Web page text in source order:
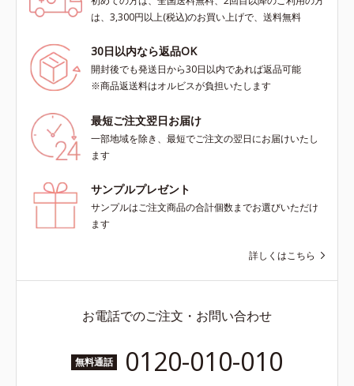
は、3,300円以上(税込)のお買い上げで、送料無料
30日以内なら返品OK
開封後でも発送日から30日以内であれば返品可能
※商品返送料はオルビスが負担いたします
最短ご注文翌日お届け
一部地域を除き、最短でご注文の翌日にお届けいたし
ます
サンプルプレゼント
サンプルはご注文商品の合計個数までお選びいただけ
ます
詳しくはこちら
お電話でのご注文・お問い合わせ
無料通話 0120-010-010